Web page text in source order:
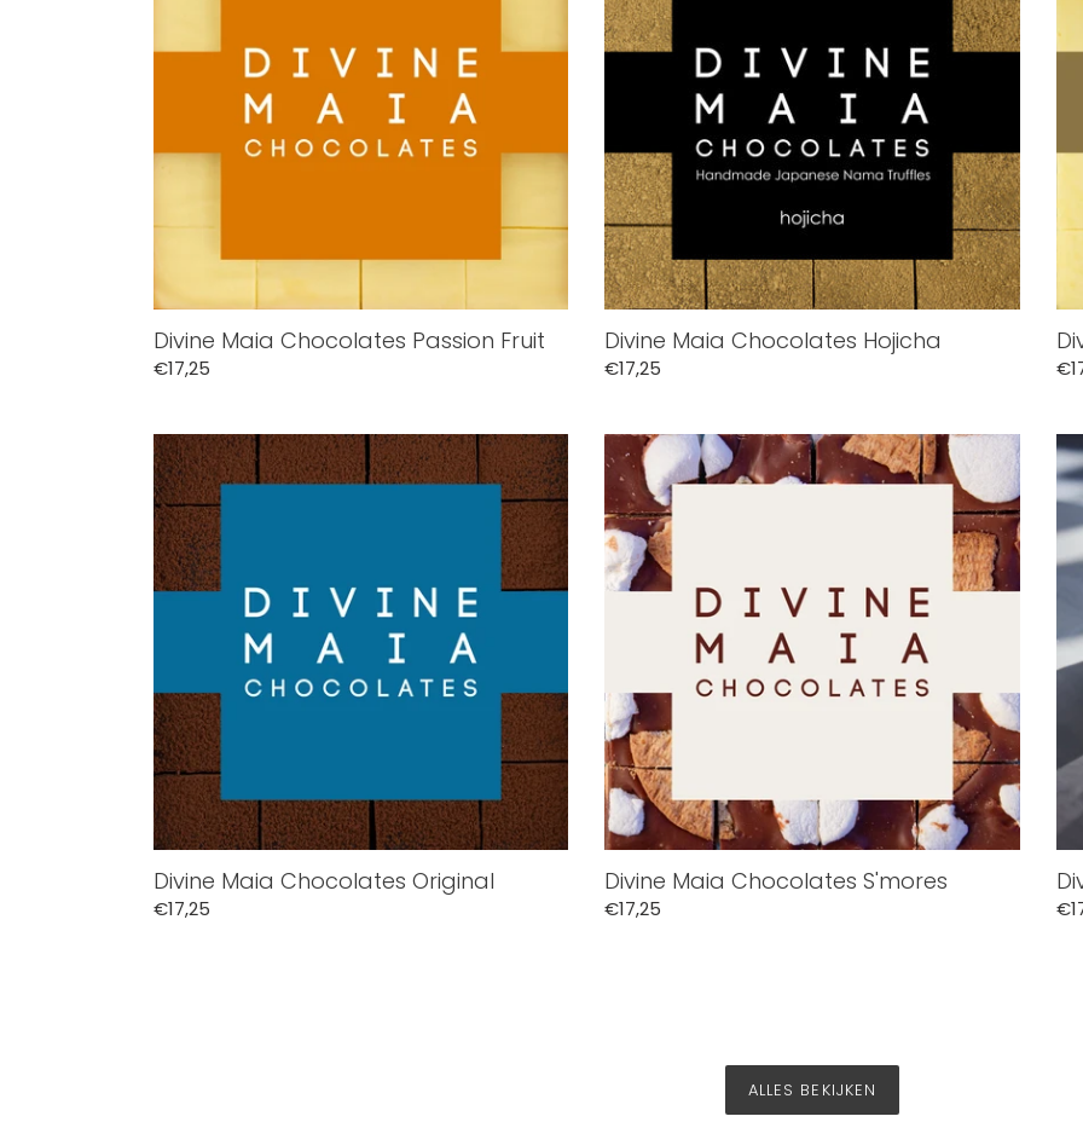
Divine Maia Chocolates Passion Fruit
Normale
€17,25
Divine Maia Chocolates Hojicha
Normale
€17,25
Divine
Maia
Chocolates
Original
Divine Maia Chocolates Original
Normale
€17,25
Divine
Maia
Chocolates
S'mores
Divine Maia Chocolates S'mores
Normale
€17,25
ALLES BEKIJKEN